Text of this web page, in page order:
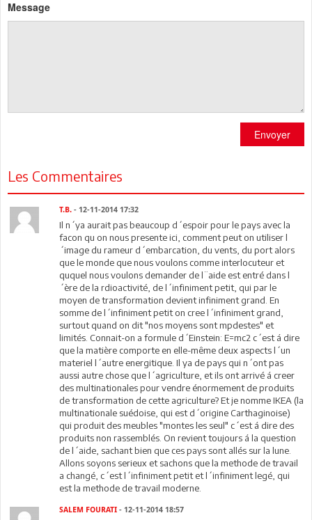
Message
Envoyer
Les Commentaires
T.B. - 12-11-2014 17:32
Il n´ya aurait pas beaucoup d´espoir pour le pays avec la
facon qu on nous presente ici, comment peut on utiliser l
´image du rameur d´embarcation, du vents, du port alors
que le monde que nous voulons comme interlocuteur et
ququel nous voulons demander de l¨aide est entré dans l
´ère de la rdioactivité, de l´infiniment petit, qui par le
moyen de transformation devient infiniment grand. En
somme de l´infiniment petit on cree l´infiniment grand,
surtout quand on dit "nos moyens sont mpdestes" et
limités. Connait-on a formule d´Einstein: E=mc2 c´est á dire
que la matière comporte en elle-même deux aspects l´un
materiel l´autre energitique. Il ya de pays qui n´ont pas
aussi autre chose que l´agriculture, et ils ont arrivé á creer
des multinationales pour vendre énormement de produits
de transformation de cette agriculture? Et je nomme IKEA (la
multinationale suédoise, qui est d´origine Carthaginoise)
qui produit des meubles "montes les seul" c´est á dire des
produits non rassemblés. On revient toujours á la question
de l´aide, sachant bien que ces pays sont allés sur la lune.
Allons soyons serieux et sachons que la methode de travail
a changé, c´est l´infiniment petit et l´infiniment legé, qui
est la methode de travail moderne.
SALEM FOURATI - 12-11-2014 18:57